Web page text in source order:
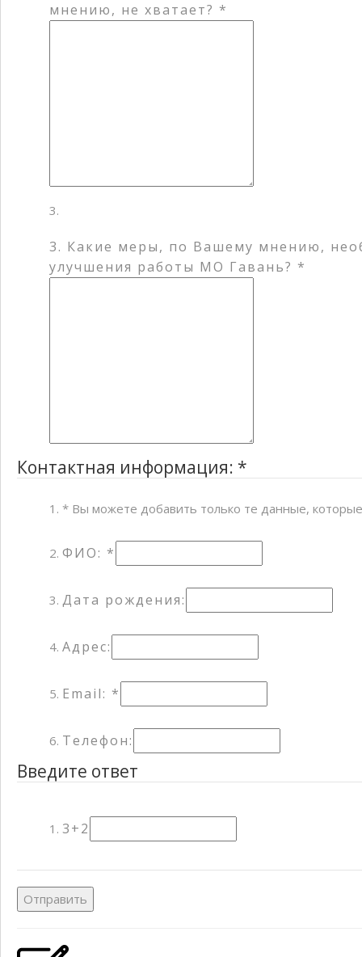
мнению, не хватает? *
3. Какие меры, по Вашему мнению,
улучшения работы МО Гавань? *
Контактная информация: *
* Вы можете добавить только те данные,
ФИО: *
Дата рождения:
Адрес:
Email: *
Телефон:
Введите ответ
3+2